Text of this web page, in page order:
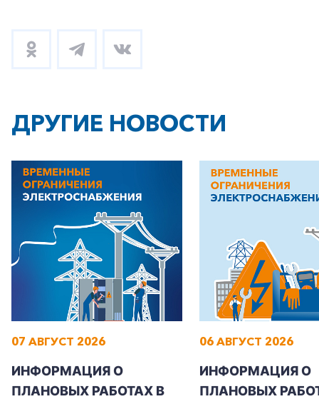
+7-800-700-24-57
Заказать обратный звонок
Частным клиентам
Корпоративным клиентам
ДРУГИЕ НОВОСТИ
07 АВГУСТ 2026
ИНФОРМАЦИЯ О
ПЛАНОВЫХ РАБОТАХ В
06 АВГУСТ 2026
ИНФОРМАЦИЯ О
ПЛАНОВЫХ